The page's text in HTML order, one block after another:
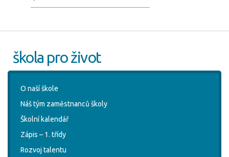
škola pro život
O naší škole
Náš tým zaměstnanců školy
Školní kalendář
Zápis – 1. třídy
Rozvoj talentu